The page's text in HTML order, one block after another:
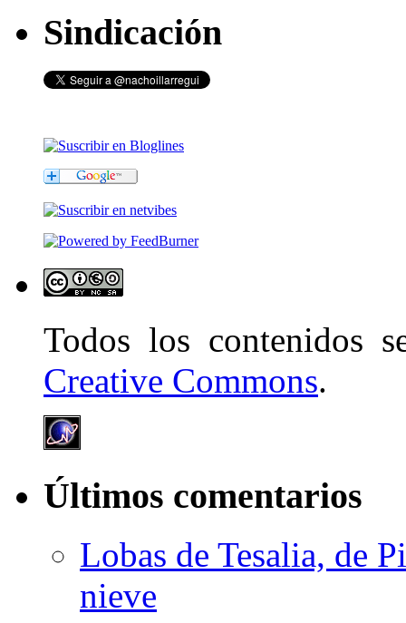
Sindicación
Todos los contenidos
Creative Commons.
Últimos comentarios
Lobas de Tesalia, de
nieve